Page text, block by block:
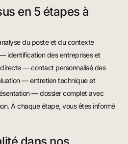
en 5 étapes à
du poste et du contexte
identification des entreprises et
— contact personnalisé des
— entretien technique et
— dossier complet avec
À chaque étape, vous êtes informé